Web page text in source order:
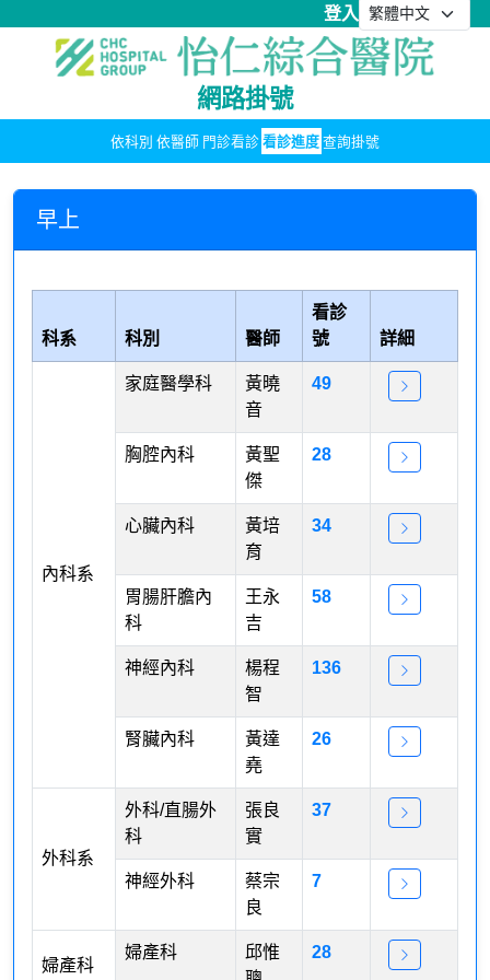
登入
網路掛號
依科別 依醫師 門診看診 看診進度 查詢掛號
早上
科系 科別 醫師
看診
號
詳細
內科系
家庭醫學科
黃曉
音
49
胸腔內科
黃聖
傑
28
心臟內科
黃培
育
34
胃腸肝膽內
科
王永
吉
58
神經內科
楊程
智
136
腎臟內科
黃達
堯
26
外科系
外科/直腸外
科
張良
實
37
神經外科
蔡宗
良
7
婦產科
婦產科
邱惟
28